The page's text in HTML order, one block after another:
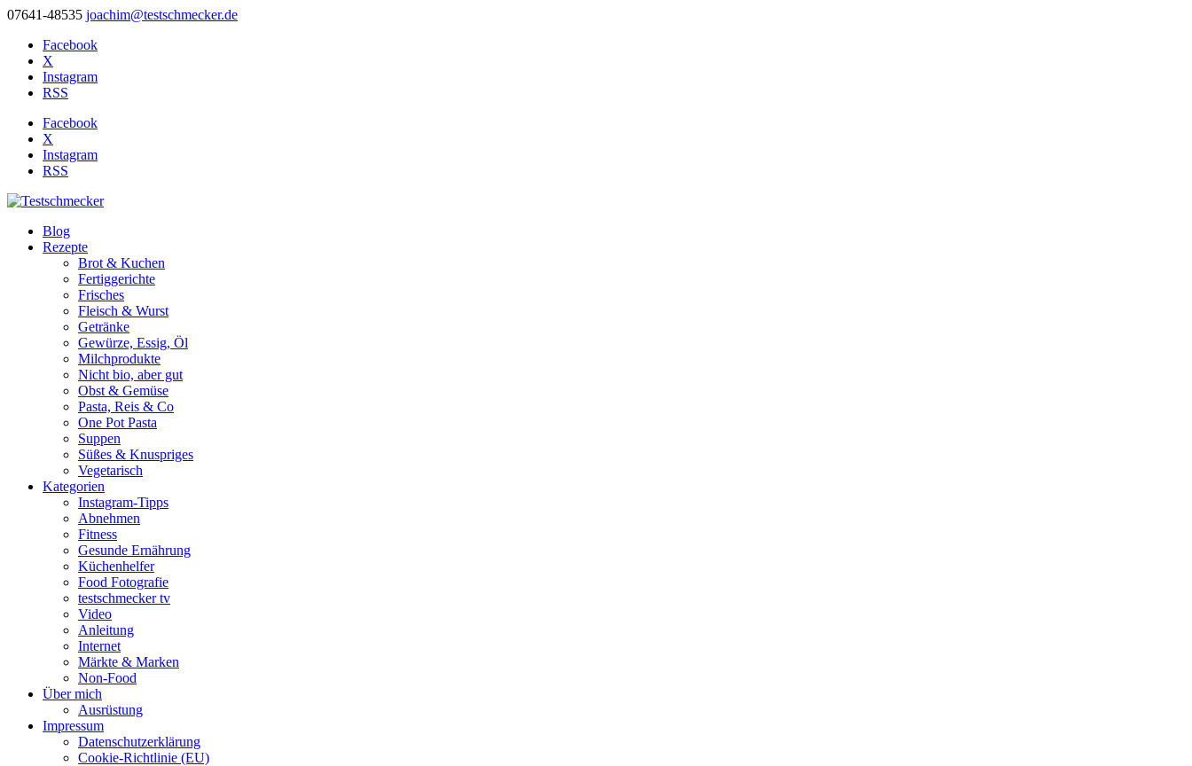
07641-48535 joachim@testschmecker.de
Facebook
X
Instagram
RSS
Facebook
X
Instagram
RSS
Blog
Rezepte
Brot & Kuchen
Fertiggerichte
Frisches
Fleisch & Wurst
Getränke
Gewürze, Essig, Öl
Milchprodukte
Nicht bio, aber gut
Obst & Gemüse
Pasta, Reis & Co
One Pot Pasta
Suppen
Süßes & Knuspriges
Vegetarisch
Kategorien
Instagram-Tipps
Abnehmen
Fitness
Gesunde Ernährung
Küchenhelfer
Food Fotografie
testschmecker tv
Video
Anleitung
Internet
Märkte & Marken
Non-Food
Über mich
Ausrüstung
Impressum
Datenschutzerklärung
Cookie-Richtlinie (EU)